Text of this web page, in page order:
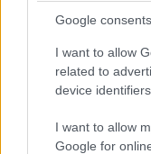
Google consents
I want to allow
related to
device
I want to allow
Google for